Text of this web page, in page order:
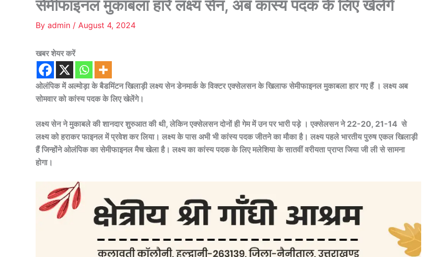
सेमीफाइनल मुकाबला हारे लक्ष्य सेन, अब कांस्य पदक के लिए खेलेंगे
By admin / August 4, 2024
खबर शेयर करें
ओलंपिक में अल्मोड़ा के बैडमिंटन खिलाड़ी लक्ष्य सेन डेनमार्क के विक्टर एक्सेलसन के खिलाफ सेमीफाइनल मुकाबला हार गए हैं । लक्ष्य अब
सोमवार को कांस्य पदक के लिए खेलेंगे।
लक्ष्य सेन ने मुकाबले की शानदार शुरुआत की थी, लेकिन एक्सेलसन दोनों ही गेम में उन पर भारी पड़े । एक्सेलसन ने 22-20, 21-14 से
लक्ष्य को हराकर फाइनल में प्रवेश कर लिया। लक्ष्य के पास अभी भी कांस्य पदक जीतने का मौका है। लक्ष्य पहले भारतीय पुरुष एकल खिलाड़ी
हैं जिन्होंने ओलंपिक का सेमीफाइनल मैच खेला है। लक्ष्य का कांस्य पदक के लिए मलेशिया के सातवीं वरीयता प्राप्त जिया जी ली से सामना
होगा।